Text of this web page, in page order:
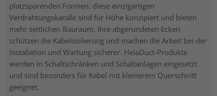
platzsparenden Formen: diese einzigartigen
Verdrahtungskanäle sind für Höhe konzipiert und bieten
mehr seitlichen Bauraum. Ihre abgerundeten Ecken
schützen die Kabelisolierung und machen die Arbeit bei der
Installation und Wartung sicherer. HelaDuct-Produkte
werden in Schaltschränken und Schaltanlagen eingesetzt
und sind besonders für Kabel mit kleinerem Querschnitt
geeignet.